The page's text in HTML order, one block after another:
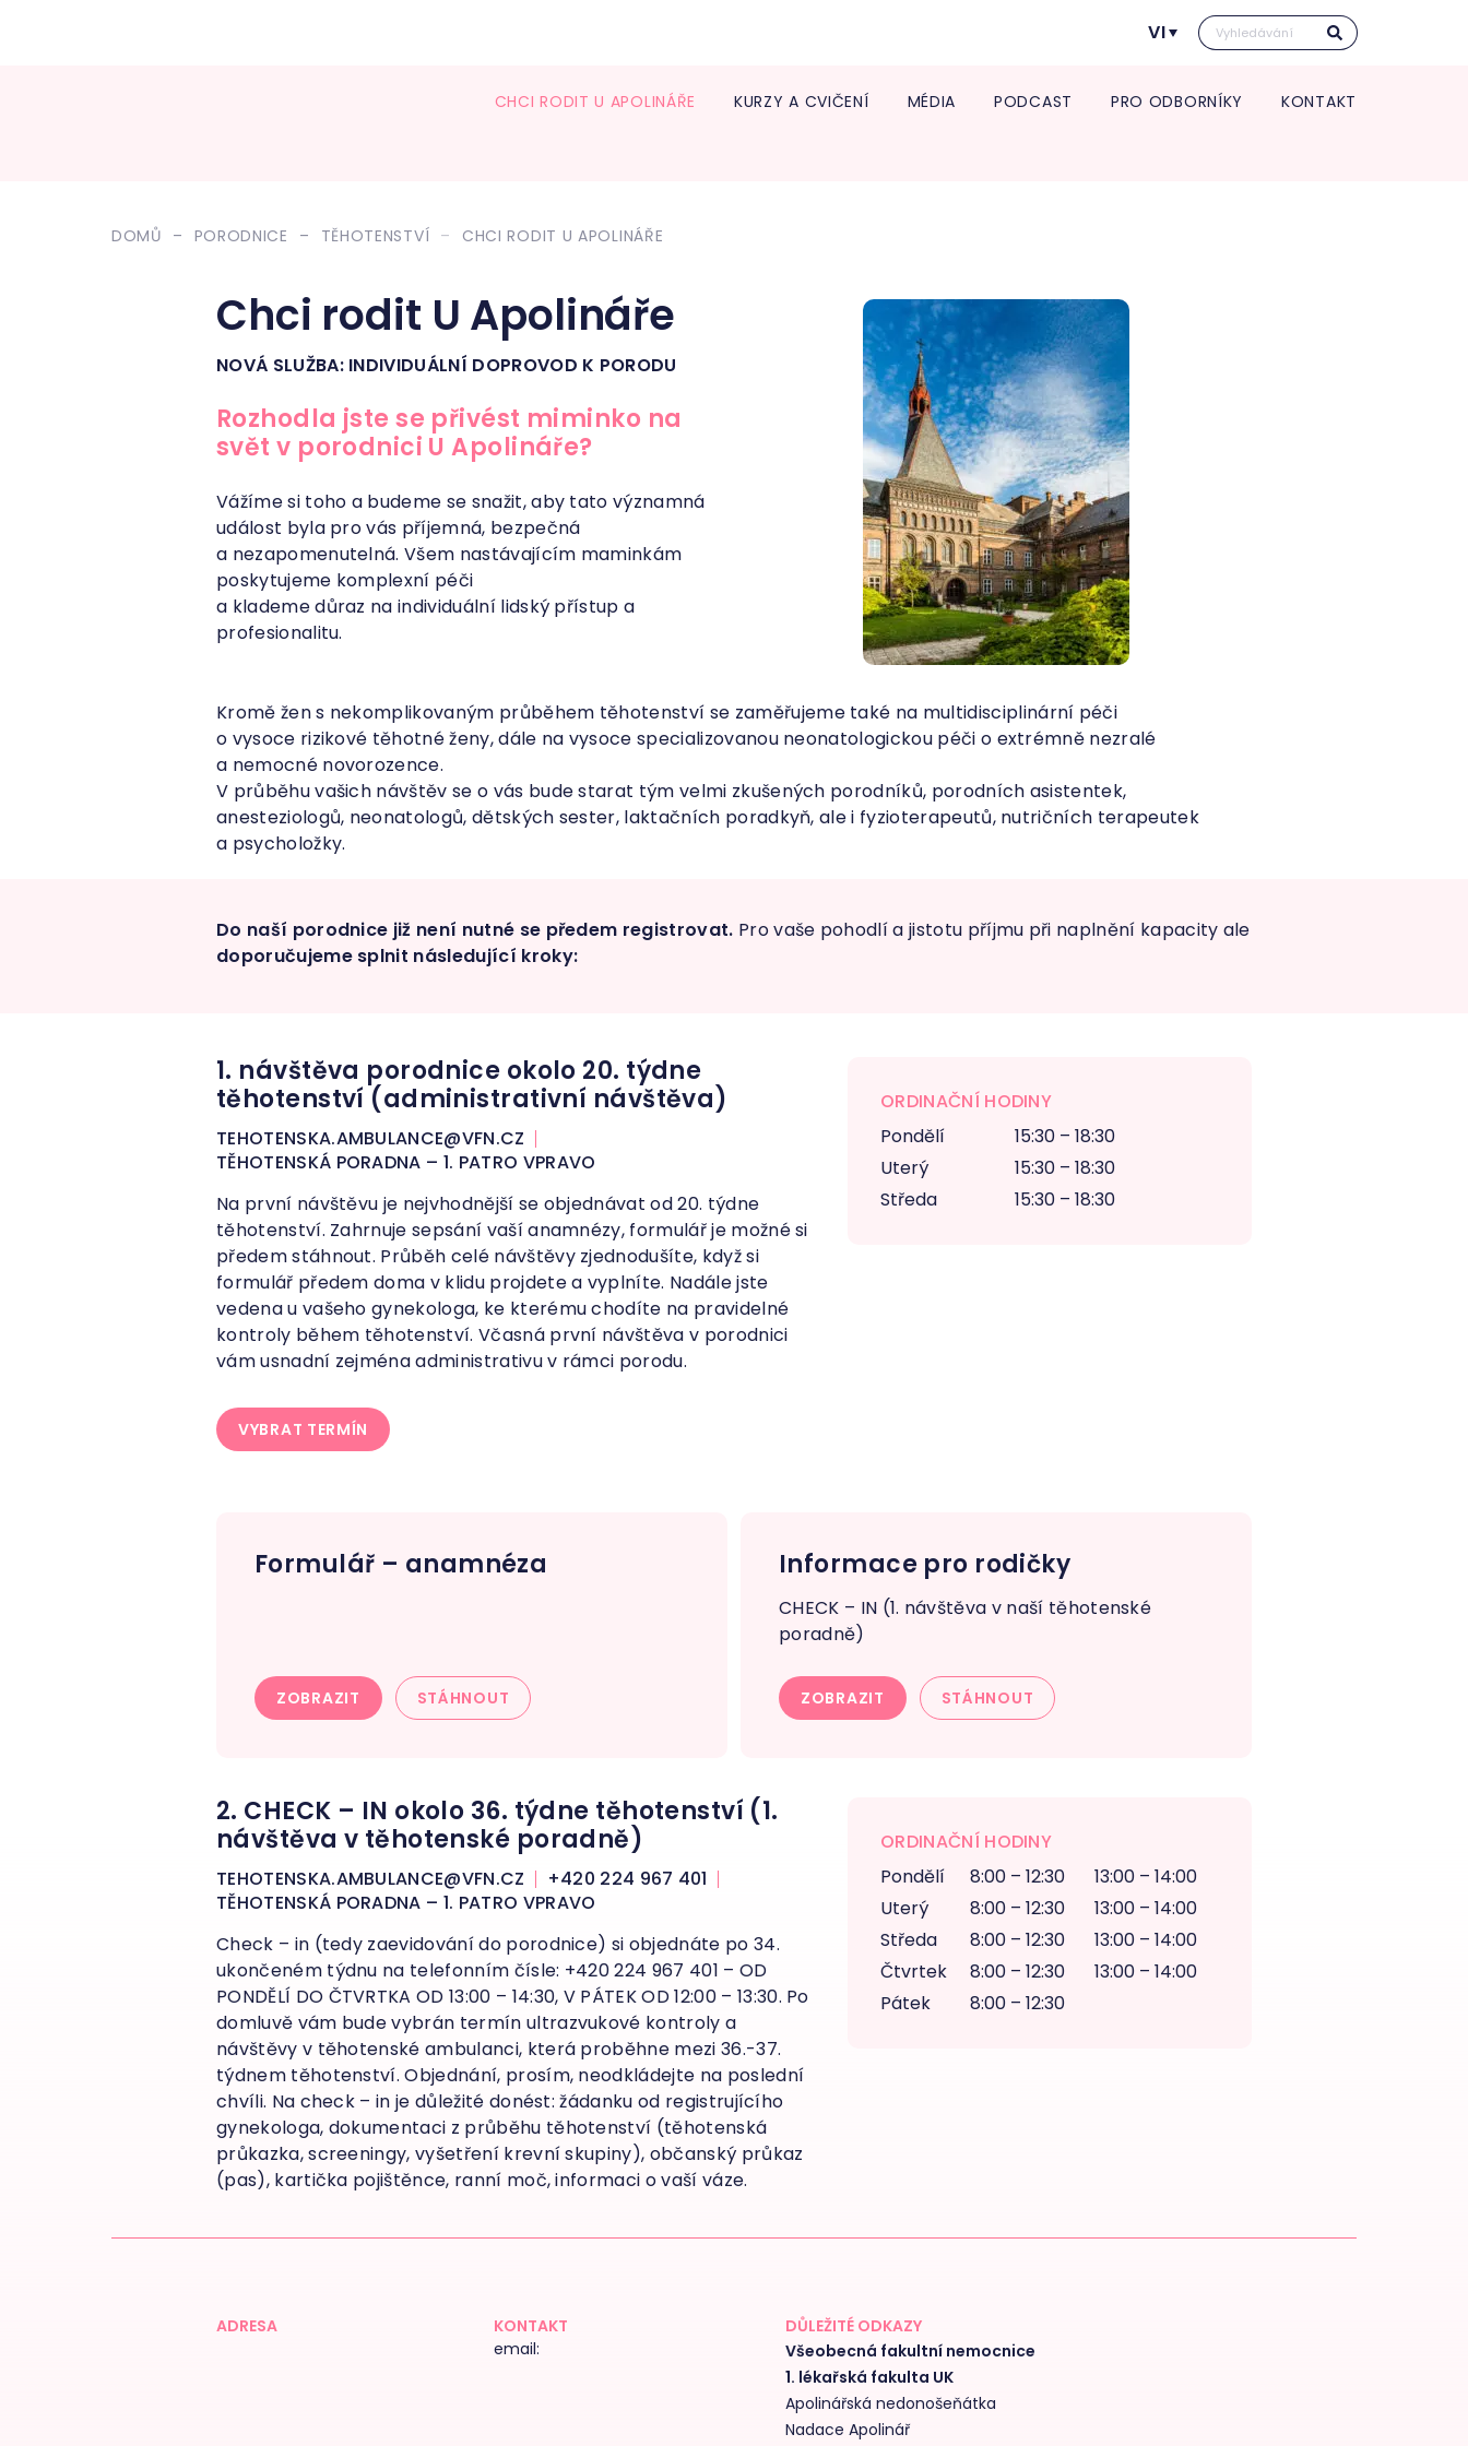
VI
CHCI RODIT U APOLINÁŘE KURZY A CVIČENÍ MÉDIA PODCAST PRO ODBORNÍKY
ambulance
Onkogynekologie
Centrum pro diagnostiku a
léčbu endometriózy
Endokrinologická ambulance
KONTAKT
Neonatologie
DOMŮ PORODNICE TĚHOTENSTVÍ CHCI RODIT U APOLINÁŘE
Chci rodit U Apolináře
NOVÁ SLUŽBA: INDIVIDUÁLNÍ DOPROVOD K PORODU
Rozhodla jste se přivést miminko na
svět v porodnici U Apolináře?
Vážíme si toho a budeme se snažit, aby tato významná
událost byla pro vás příjemná, bezpečná
a nezapomenutelná. Všem nastávajícím maminkám
poskytujeme komplexní péči
a klademe důraz na individuální lidský přístup a
profesionalitu.
Kromě žen s nekomplikovaným průběhem těhotenství se zaměřujeme také na multidisciplinární péči
o vysoce rizikové těhotné ženy, dále na vysoce specializovanou neonatologickou péči o extrémně nezralé
a nemocné novorozence.
V průběhu vašich návštěv se o vás bude starat tým velmi zkušených porodníků, porodních asistentek,
anesteziologů, neonatologů, dětských sester, laktačních poradkyň, ale i fyzioterapeutů, nutričních terapeutek
a psycholožky.
Do naší porodnice již není nutné se předem registrovat. Pro vaše pohodlí a jistotu příjmu při naplnění kapacity ale
doporučujeme splnit následující kroky:
1. návštěva porodnice okolo 20. týdne
těhotenství (administrativní návštěva)
TEHOTENSKA.AMBULANCE@VFN.CZ
TĚHOTENSKÁ PORADNA – 1. PATRO VPRAVO
Na první návštěvu je nejvhodnější se objednávat od 20. týdne
těhotenství. Zahrnuje sepsání vaší anamnézy, formulář je možné si
předem stáhnout. Průběh celé návštěvy zjednodušíte, když si
formulář předem doma v klidu projdete a vyplníte. Nadále jste
vedena u vašeho gynekologa, ke kterému chodíte na pravidelné
kontroly během těhotenství. Včasná první návštěva v porodnici
vám usnadní zejména administrativu v rámci porodu.
VYBRAT TERMÍN
ORDINAČNÍ HODINY
Pondělí
15:30 – 18:30
Uterý
15:30 – 18:30
Středa
15:30 – 18:30
Formulář – anamnéza
ZOBRAZIT STÁHNOUT
Informace pro rodičky
CHECK – IN (1. návštěva v naší těhotenské
poradně)
ZOBRAZIT STÁHNOUT
2. CHECK – IN okolo 36. týdne těhotenství (1.
návštěva v těhotenské poradně)
TEHOTENSKA.AMBULANCE@VFN.CZ
+420 224 967 401
TĚHOTENSKÁ PORADNA – 1. PATRO VPRAVO
Check – in (tedy zaevidování do porodnice) si objednáte po 34.
ukončeném týdnu na telefonním čísle: +420 224 967 401 – OD
PONDĚLÍ DO ČTVRTKA OD 13:00 – 14:30, V PÁTEK OD 12:00 – 13:30. Po
domluvě vám bude vybrán termín ultrazvukové kontroly a
návštěvy v těhotenské ambulanci, která proběhne mezi 36.-37.
týdnem těhotenství. Objednání, prosím, neodkládejte na poslední
chvíli. Na check – in je důležité donést: žádanku od registrujícího
gynekologa, dokumentaci z průběhu těhotenství (těhotenská
průkazka, screeningy, vyšetření krevní skupiny), občanský průkaz
(pas), kartička pojištěnce, ranní moč, informaci o vaší váze.
ORDINAČNÍ HODINY
Pondělí
8:00 – 12:30
13:00 – 14:00
Uterý
8:00 – 12:30
13:00 – 14:00
Středa
8:00 – 12:30
13:00 – 14:00
Čtvrtek
8:00 – 12:30
13:00 – 14:00
Pátek
8:00 – 12:30
ADRESA
KONTAKT
email:
DŮLEŽITÉ ODKAZY
Všeobecná fakultní nemocnice
1. lékařská fakulta UK
Apolinářská nedonošeňátka
Nadace Apolinář